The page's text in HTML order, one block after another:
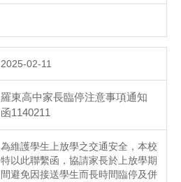
2025-02-11
羅東高中家長臨停注意事項通知
函1140211
為維護學生上放學之交通安全，本校
特以此聯繫函，協請家長於上放學期
間避免因接送學生而長時間臨停及併